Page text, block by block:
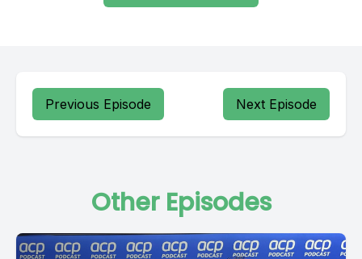
Previous Episode Next Episode
Other Episodes